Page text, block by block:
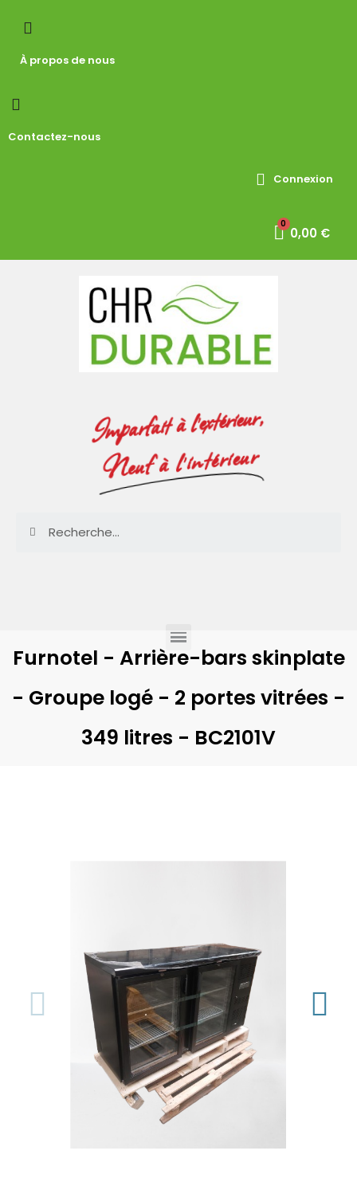
À propos de nous
Contactez-nous
Connexion
0,00 €
Imparfait à l'extérieur,
Neuf à l'intérieur
Furnotel - Arrière-bars skinplate
- Groupe logé - 2 portes vitrées -
349 litres - BC2101V